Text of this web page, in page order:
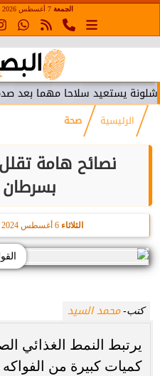
الجمعة
يستعيد سلاحا مهما بعد صدمة
الرئيسية صحة
نصائح هامة
بسرطان
الثلاثاء
كتب-محمد السيد
يرتبط النمط الغذائي
كميات كبيرة من